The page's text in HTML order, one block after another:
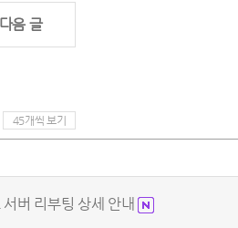
다음 글
45개씩 보기
서버 리부팅 상세 안내